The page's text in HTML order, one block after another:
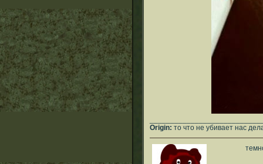
Origin: то что не убивает нас